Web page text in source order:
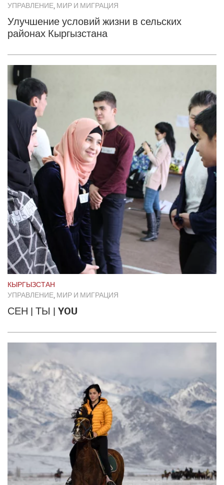
УПРАВЛЕНИЕ, МИР И МИГРАЦИЯ
Улучшение условий жизни в сельских
районах Кыргызстана
КЫРГЫЗСТАН
УПРАВЛЕНИЕ, МИР И МИГРАЦИЯ
СЕН | ТЫ | YOU